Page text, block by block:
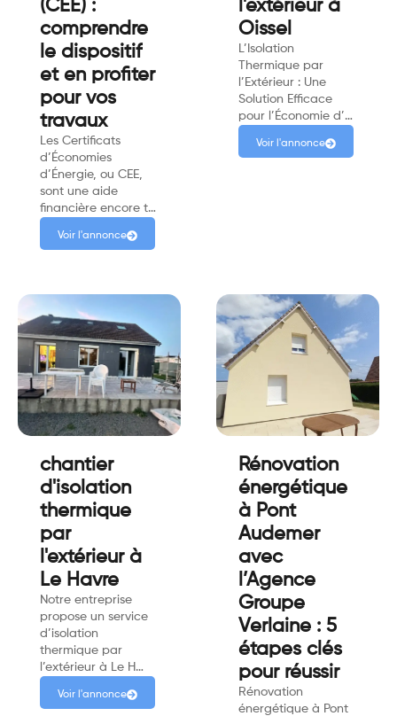
(CEE) :
comprendre
le dispositif
et en profiter
pour vos
travaux
Les Certificats
d’Économies
d’Énergie, ou CEE,
sont une aide
financière encore t…
Voir l'annonce
l'extérieur à
Oissel
L’Isolation
Thermique par
l’Extérieur : Une
Solution Efficace
pour l’Économie d’…
Voir l'annonce
chantier
d'isolation
thermique
par
l'extérieur à
Le Havre
Notre entreprise
propose un service
d’isolation
thermique par
l’extérieur à Le H…
Voir l'annonce
Rénovation
énergétique
à Pont
Audemer
avec
l’Agence
Groupe
Verlaine : 5
étapes clés
pour réussir
Rénovation
énergétique à Pont